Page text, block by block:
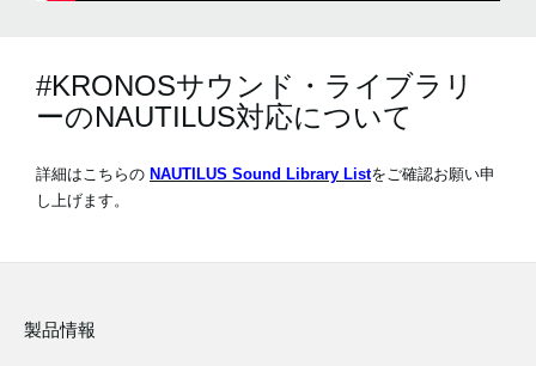
#KRONOSサウンド・ライブラリ
ーのNAUTILUS対応について
詳細はこちらの NAUTILUS Sound Library Listをご確認お願い申
し上げます。
製品情報